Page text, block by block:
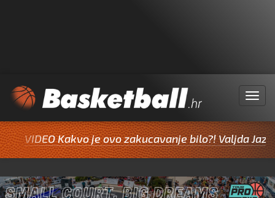
Menu
VIDEO Kakvo je ovo zakucavanje bilo?! Valjda